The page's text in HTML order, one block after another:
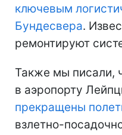
ключевым
Бундесвера.
ремонтируют
Также мы писали,
в аэропорту
прекращены
взлетно-